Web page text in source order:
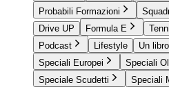
Probabili Formazioni
Drive UP
Formula E
Podcast
Lifestyle
Un
Speciali Europei
Speciali
Speciale Scudetti
Speciali